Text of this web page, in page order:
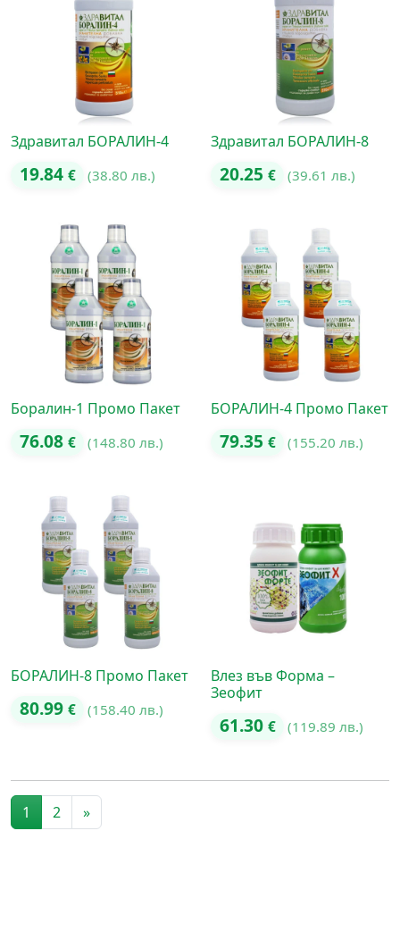
Здравитал БОРАЛИН-4
19.84 € (38.80 лв.)
Здравитал БОРАЛИН-8
20.25 € (39.61 лв.)
Боралин-1 Промо Пакет
76.08 € (148.80 лв.)
БОРАЛИН-4 Промо Пакет
79.35 € (155.20 лв.)
БОРАЛИН-8 Промо Пакет
80.99 € (158.40 лв.)
Влез във Форма –
Зеофит
61.30 € (119.89 лв.)
Posts navigation
1 2 »